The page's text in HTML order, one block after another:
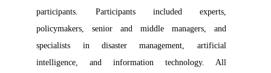
participants. Participants included experts,
policymakers, senior and middle managers, and
specialists in disaster management, artificial
intelligence, and information technology. All